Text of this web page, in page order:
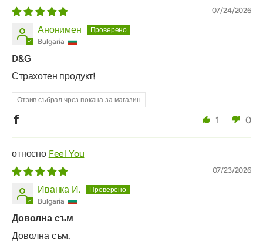
07/24/2026
Анонимен
Bulgaria
D&G
Страхотен продукт!
Отзив събрал чрез покана за магазин
1 0
Feel You
07/23/2026
Иванка И.
Bulgaria
Доволна съм
Доволна съм.